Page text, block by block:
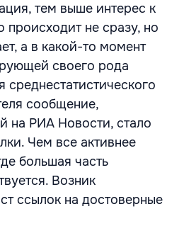
тем выше интерес к
происходит не сразу, но
а в какой-то момент
своего рода
среднестатистического
сообщение,
на РИА Новости, стало
Чем все активнее
большая часть
Возник
ссылок на достоверные